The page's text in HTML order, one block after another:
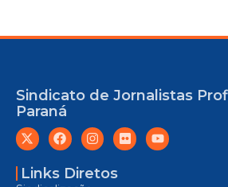
Sindicato de Jornalistas
Paraná
Links Diretos